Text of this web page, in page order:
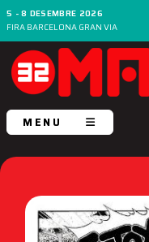
5 - 8 DESEMBRE 2026
FIRA BARCELONA GRAN VIA
MENU